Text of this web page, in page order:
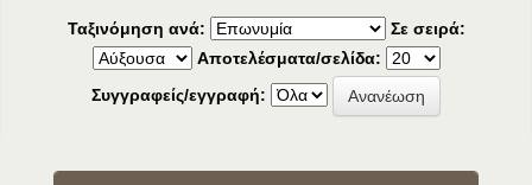
Ταξινόμηση ανά:
Σε σειρά:
Αποτελέσματα/σελίδα:
Συγγραφείς/εγγραφή: